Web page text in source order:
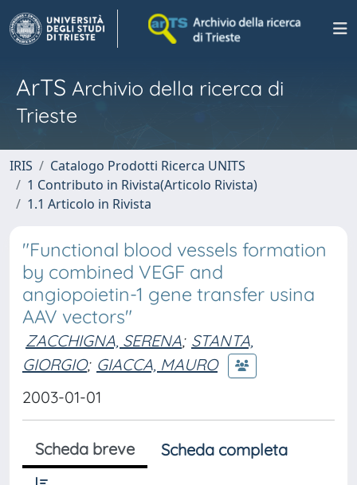
ArTS Archivio della ricerca di
Trieste
IRIS
Catalogo Prodotti Ricerca UNITS
1 Contributo in Rivista(Articolo Rivista)
1.1 Articolo in Rivista
"Functional blood vessels formation
by combined VEGF and
angiopoietin-1 gene transfer usina
AAV vectors"
ZACCHIGNA, SERENA; STANTA,
GIORGIO; GIACCA, MAURO
2003-01-01
Scheda breve Scheda completa